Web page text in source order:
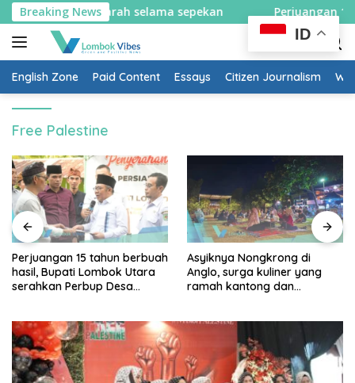
Skip
to
content
Breaking News
sistem satu arah selama sepekan Perjuangan 15
English Zone Paid Content Essays Citizen Journalism
Free Palestine
Perjuangan 15 tahun berbuah
hasil, Bupati Lombok Utara
serahkan Perbup Desa
Asyiknya Nongkrong di
Anglo, surga kuliner yang
ramah kantong dan
ID